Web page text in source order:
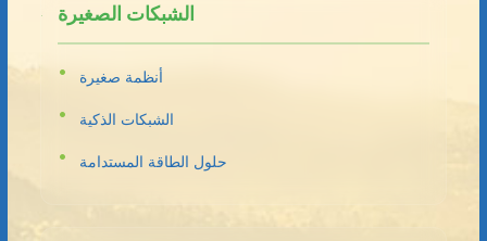
الشبكات الصغيرة
أنظمة صغيرة
الشبكات الذكية
حلول الطاقة المستدامة